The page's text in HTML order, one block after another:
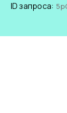
ID запроса: